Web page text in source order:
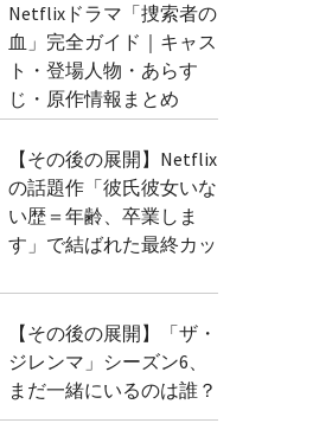
Netflixドラマ「捜索者の
血」完全ガイド｜キャス
ト・登場人物・あらす
じ・原作情報まとめ
【その後の展開】Netflix
の話題作「彼氏彼女いな
い歴＝年齢、卒業しま
す」で結ばれた最終カッ
【その後の展開】「ザ・
ジレンマ」シーズン6、
まだ一緒にいるのは誰？